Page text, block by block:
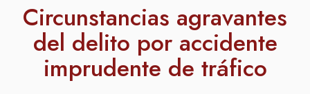
Circunstancias agravantes
del delito por accidente
imprudente de tráfico